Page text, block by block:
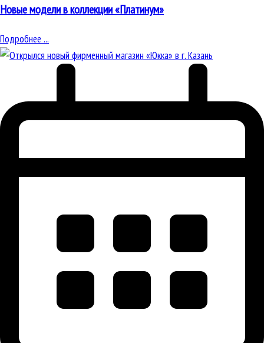
Новые модели в коллекции «Платинум»
Подробнее ...